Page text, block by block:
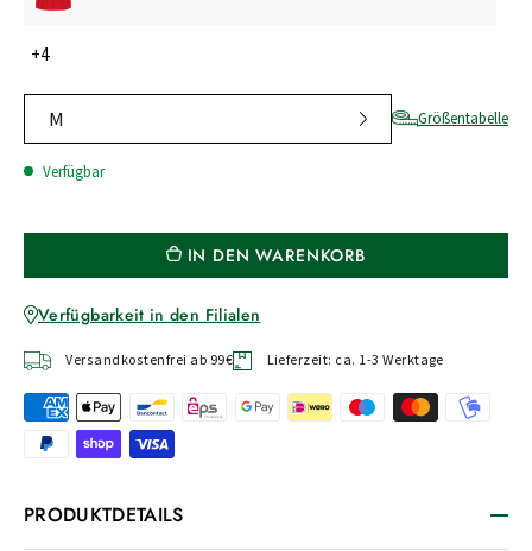
+4
Größentabelle
M
Verfügbar
IN DEN WARENKORB
Verfügbarkeit in den Filialen
Versandkostenfrei ab 99€ Lieferzeit: ca. 1-3 Werktage
PRODUKTDETAILS